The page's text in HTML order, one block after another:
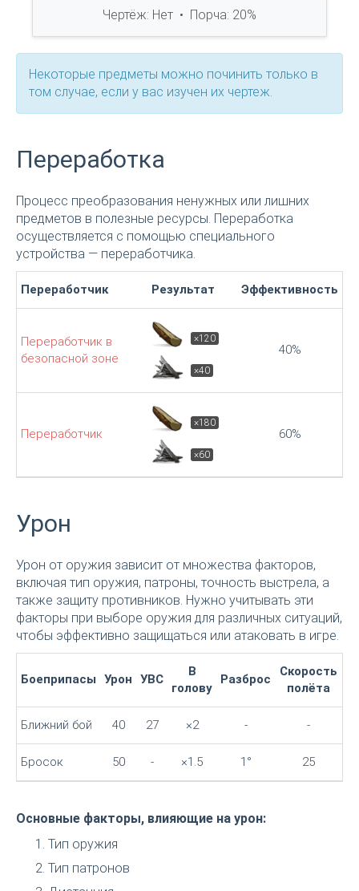
Чертёж: Нет • Порча: 20%
Некоторые предметы можно починить только в
том случае, если у вас изучен их чертеж.
Переработка
Процесс преобразования ненужных или лишних
предметов в полезные ресурсы. Переработка
осуществляется с помощью специального
устройства — переработчика.
Переработчик Результат Эффективность
Переработчик в
безопасной зоне
×120
×40
40%
Переработчик
×180
×60
60%
Урон
Урон от оружия зависит от множества факторов,
включая тип оружия, патроны, точность выстрела, а
также защиту противников. Нужно учитывать эти
факторы при выборе оружия для различных ситуаций,
чтобы эффективно защищаться или атаковать в игре.
Боеприпасы Урон УВС
В
голову
Разброс
Скорость
полёта
Ближний бой 40 27 ×2 - -
Бросок 50 - ×1.5 1° 25
Основные факторы, влияющие на урон:
Тип оружия
Тип патронов